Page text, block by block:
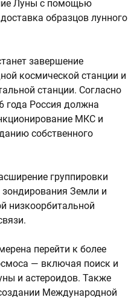
Луны с помощью
образцов лунного
завершение
космической станции и
станции. Согласно
года Россия должна
МКС и
собственного
группировки
зондирования Земли и
низкоорбитальной
перейти к более
— включая поиск и
и астероидов. Также
Международной